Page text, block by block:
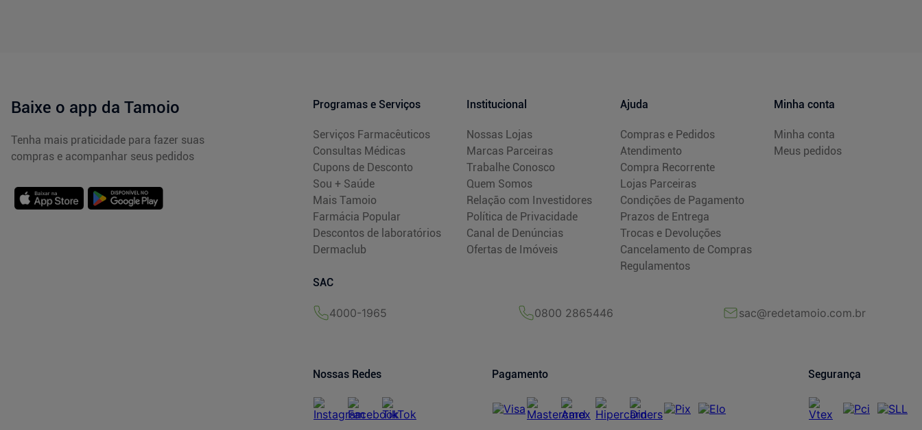
Baixe o app da Tamoio
Tenha mais praticidade para fazer suas
compras e acompanhar seus pedidos
Programas e Serviços
Serviços Farmacêuticos
Consultas Médicas
Cupons de Desconto
Sou + Saúde
Mais Tamoio
Farmácia Popular
Descontos de laboratórios
Dermaclub
Institucional
Nossas Lojas
Marcas Parceiras
Trabalhe Conosco
Quem Somos
Relação com Investidores
Política de Privacidade
Canal de Denúncias
Ofertas de Imóveis
Ajuda
Compras e Pedidos
Atendimento
Compra Recorrente
Lojas Parceiras
Condições de Pagamento
Prazos de Entrega
Trocas e Devoluções
Cancelamento de Compras
Regulamentos
Minha conta
Minha conta
Meus pedidos
SAC
4000-1965 0800 2865446 sac@redetamoio.com.br
Nossas Redes Pagamento Segurança